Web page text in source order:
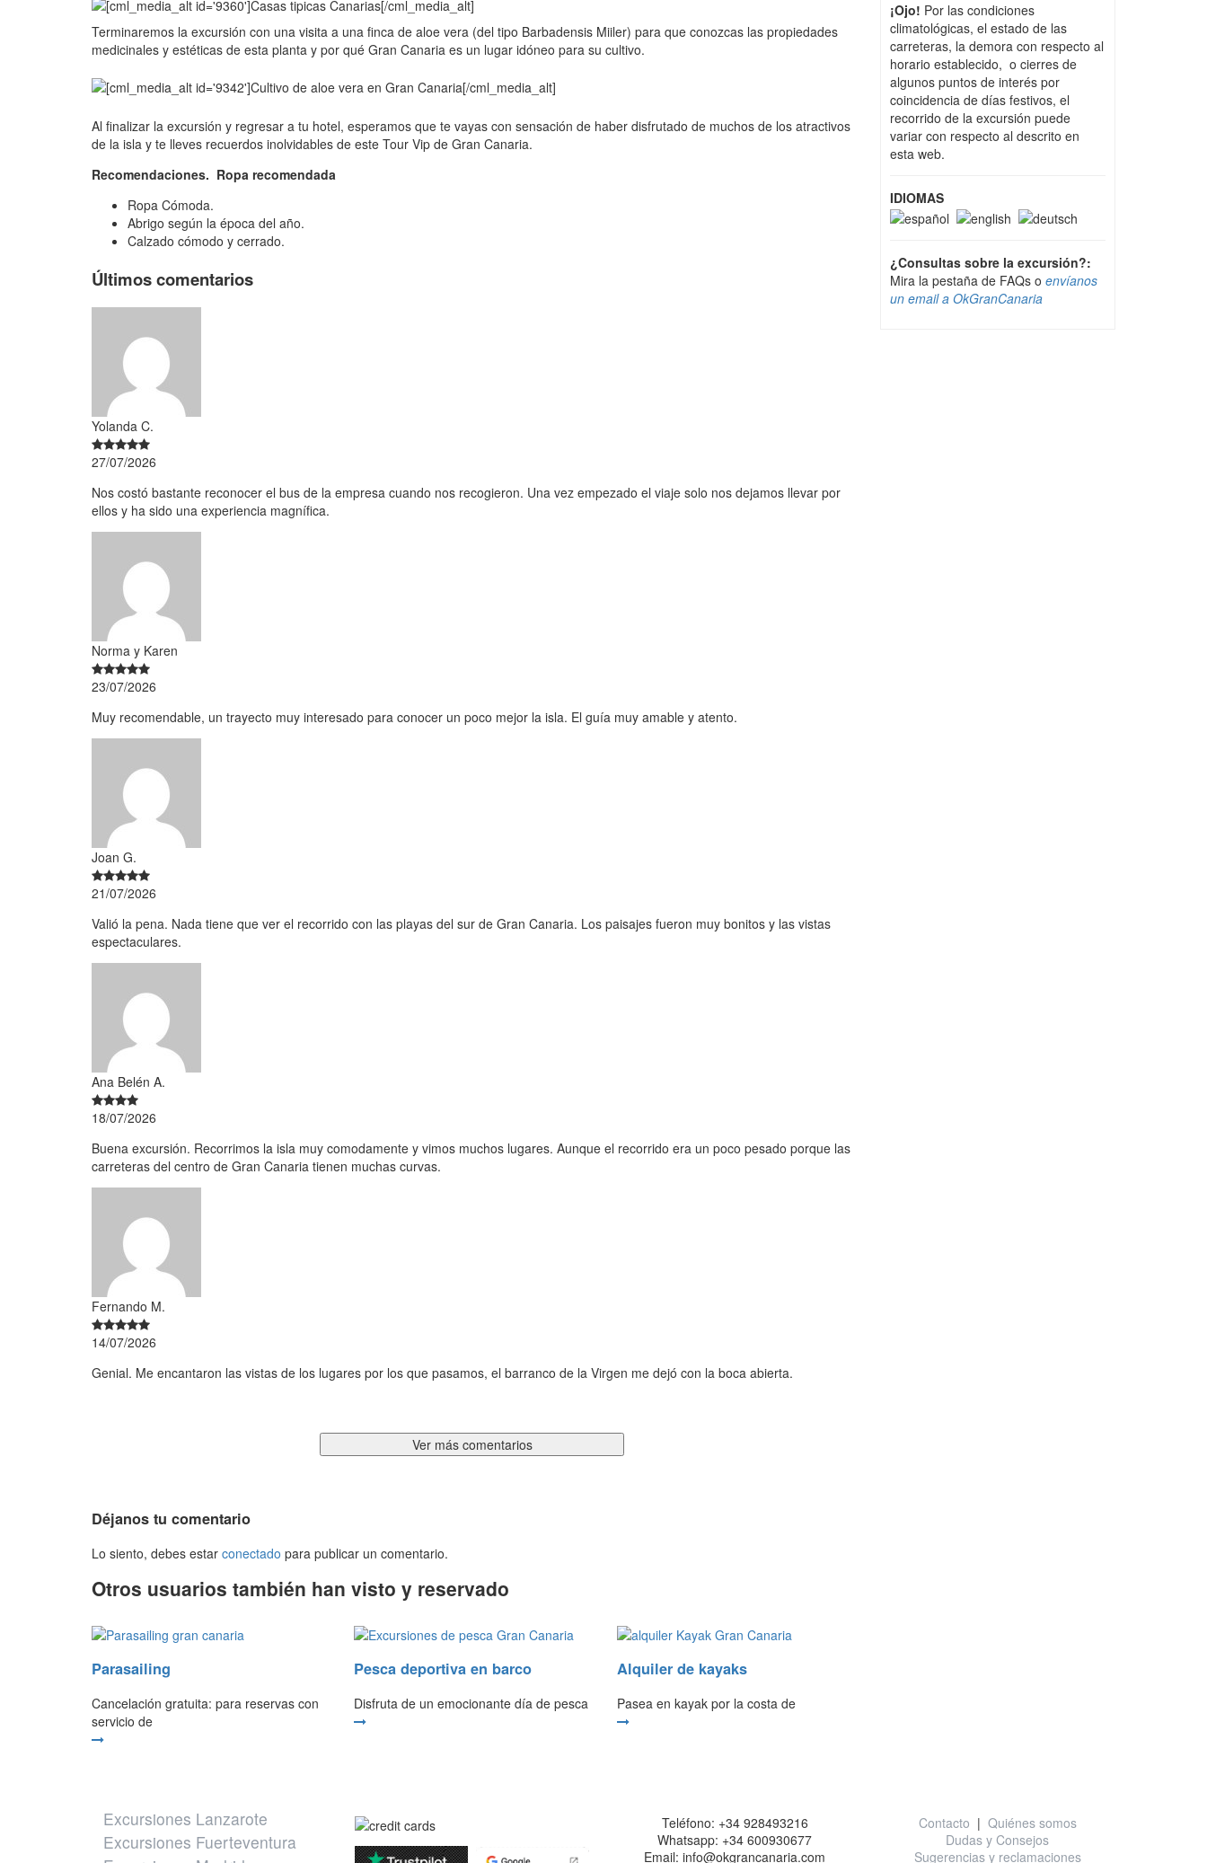
Terminaremos la excursión con una visita a una finca de aloe vera (del tipo Barbadensis Miiler) para que conozcas las propiedades
medicinales y estéticas de esta planta y por qué Gran Canaria es un lugar idóneo para su cultivo.
Al finalizar la excursión y regresar a tu hotel, esperamos que te vayas con sensación de haber disfrutado de muchos de los atractivos
de la isla y te lleves recuerdos inolvidables de este Tour Vip de Gran Canaria.
Recomendaciones. Ropa recomendada
Ropa Cómoda.
Abrigo según la época del año.
Calzado cómodo y cerrado.
Últimos comentarios
Yolanda C.
27/07/2026
Nos costó bastante reconocer el bus de la empresa cuando nos recogieron. Una vez empezado el viaje solo nos dejamos llevar por
ellos y ha sido una experiencia magnífica.
Norma y Karen
23/07/2026
Muy recomendable, un trayecto muy interesado para conocer un poco mejor la isla. El guía muy amable y atento.
Joan G.
21/07/2026
Valió la pena. Nada tiene que ver el recorrido con las playas del sur de Gran Canaria. Los paisajes fueron muy bonitos y las vistas
espectaculares.
Ana Belén A.
18/07/2026
Buena excursión. Recorrimos la isla muy comodamente y vimos muchos lugares. Aunque el recorrido era un poco pesado porque las
carreteras del centro de Gran Canaria tienen muchas curvas.
Fernando M.
14/07/2026
Genial. Me encantaron las vistas de los lugares por los que pasamos, el barranco de la Virgen me dejó con la boca abierta.
Ver más comentarios
Déjanos tu comentario
Lo siento, debes estar conectado para publicar un comentario.
Otros usuarios también han visto y reservado
Parasailing
Cancelación gratuita: para reservas con
servicio de
Pesca deportiva en barco
Disfruta de un emocionante día de pesca
Alquiler de kayaks
Pasea en kayak por la costa de
¡Ojo! Por las condiciones
climatológicas, el estado de las
carreteras, la demora con respecto al
horario establecido, o cierres de
algunos puntos de interés por
coincidencia de días festivos, el
recorrido de la excursión puede
variar con respecto al descrito en
esta web.
IDIOMAS
¿Consultas sobre la excursión?:
Mira la pestaña de FAQs o envíanos
un email a OkGranCanaria
Excursiones Lanzarote
Excursiones Fuerteventura
Teléfono: +34 928493216
Whatsapp: +34 600930677
Email: info@okgrancanaria.com
Contacto | Quiénes somos
Dudas y Consejos
Sugerencias y reclamaciones